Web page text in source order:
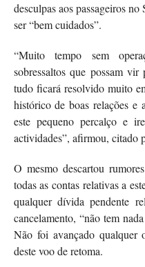
desculpas aos passageiros
ser “bem cuidados”.
“Muito tempo sem
sobressaltos que possam
tudo ficará resolvido muito
histórico de boas relações e
este pequeno percalço e
actividades”, afirmou, citado
O mesmo descartou
todas as contas relativas a
qualquer dívida pendente
cancelamento, “não tem
Não foi avançado qualquer
deste voo de retoma.